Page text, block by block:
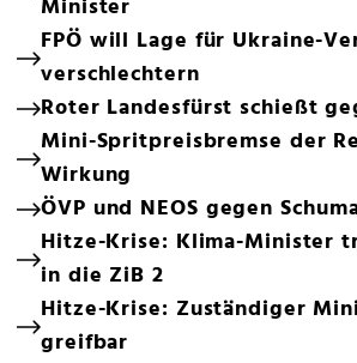
Minister
FPÖ will Lage für Ukraine-
verschlechtern
Roter Landesfürst schießt
Mini-Spritpreisbremse der
Wirkung
ÖVP und NEOS gegen
Hitze-Krise: Klima-Minister
in die ZiB 2
Hitze-Krise: Zuständiger
greifbar